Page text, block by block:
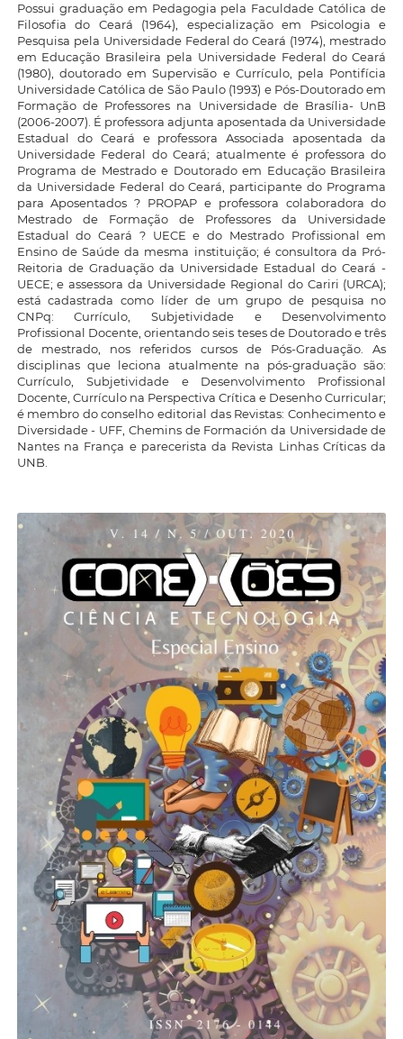
Possui graduação em Pedagogia pela Faculdade Católica de
Filosofia do Ceará (1964), especialização em Psicologia e
Pesquisa pela Universidade Federal do Ceará (1974), mestrado
em Educação Brasileira pela Universidade Federal do Ceará
(1980), doutorado em Supervisão e Currículo, pela Pontifícia
Universidade Católica de São Paulo (1993) e Pós-Doutorado em
Formação de Professores na Universidade de Brasília- UnB
(2006-2007). É professora adjunta aposentada da Universidade
Estadual do Ceará e professora Associada aposentada da
Universidade Federal do Ceará; atualmente é professora do
Programa de Mestrado e Doutorado em Educação Brasileira
da Universidade Federal do Ceará, participante do Programa
para Aposentados ? PROPAP e professora colaboradora do
Mestrado de Formação de Professores da Universidade
Estadual do Ceará ? UECE e do Mestrado Profissional em
Ensino de Saúde da mesma instituição; é consultora da Pró-
Reitoria de Graduação da Universidade Estadual do Ceará -
UECE; e assessora da Universidade Regional do Cariri (URCA);
está cadastrada como líder de um grupo de pesquisa no
CNPq: Currículo, Subjetividade e Desenvolvimento
Profissional Docente, orientando seis teses de Doutorado e três
de mestrado, nos referidos cursos de Pós-Graduação. As
disciplinas que leciona atualmente na pós-graduação são:
Currículo, Subjetividade e Desenvolvimento Profissional
Docente, Currículo na Perspectiva Crítica e Desenho Curricular;
é membro do conselho editorial das Revistas: Conhecimento e
Diversidade - UFF, Chemins de Formación da Universidade de
Nantes na França e parecerista da Revista Linhas Críticas da
UNB.